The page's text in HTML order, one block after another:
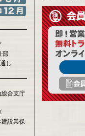
部
し
合支庁
設業保